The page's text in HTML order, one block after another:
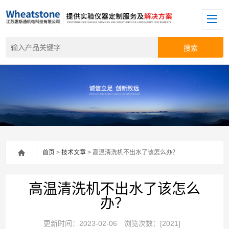
首页 >技术文章 > 高温清洗机不出水了该怎么办？
高温清洗机不出水了该怎么
办？
更新时间：2023-02-06 浏览次数：[2021]